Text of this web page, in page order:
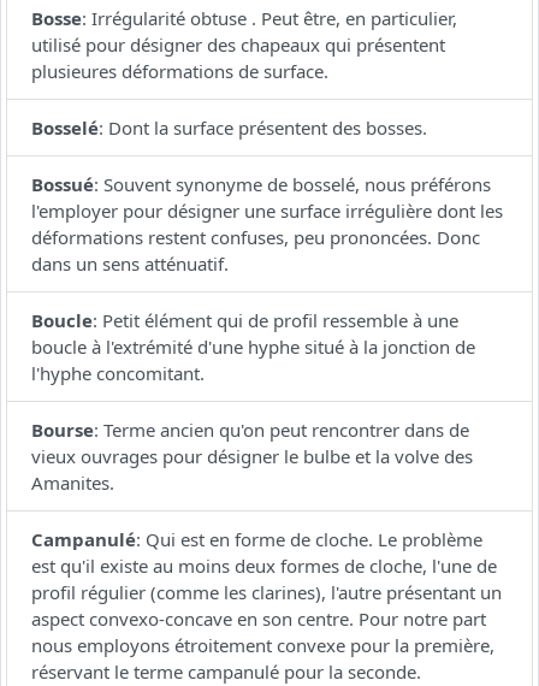
Bosse: Irrégularité obtuse . Peut être, en particulier,
utilisé pour désigner des chapeaux qui présentent
plusieures déformations de surface.
Bosselé: Dont la surface présentent des bosses.
Bossué: Souvent synonyme de bosselé, nous préférons
l'employer pour désigner une surface irrégulière dont les
déformations restent confuses, peu prononcées. Donc
dans un sens atténuatif.
Boucle: Petit élément qui de profil ressemble à une
boucle à l'extrémité d'une hyphe situé à la jonction de
l'hyphe concomitant.
Bourse: Terme ancien qu'on peut rencontrer dans de
vieux ouvrages pour désigner le bulbe et la volve des
Amanites.
Campanulé: Qui est en forme de cloche. Le problème
est qu'il existe au moins deux formes de cloche, l'une de
profil régulier (comme les clarines), l'autre présentant un
aspect convexo-concave en son centre. Pour notre part
nous employons étroitement convexe pour la première,
réservant le terme campanulé pour la seconde.